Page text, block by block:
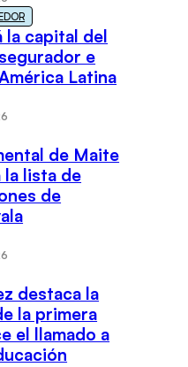
la capital del
e
Latina
de Maite
lista de
de
destaca la
la primera
el llamado a